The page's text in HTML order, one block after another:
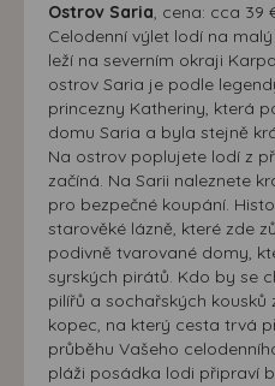
Ostrov Saria, cena: cca 39
Celodenní výlet lodí na
leží na severním okraji
ostrov Saria je podle
princezny Katheriny, která
domu Saria a byla stejně
Na ostrov poplujete lodí z
začíná. Na Sarii naleznete
pro bezpečné koupání.
starověké lázně, které zde
podivně tvarované domy,
syrských pirátů. Kdo by se
pilířů a sochařských
kopec, na který cesta trvá
průběhu Vašeho
pláži posádka lodi připraví